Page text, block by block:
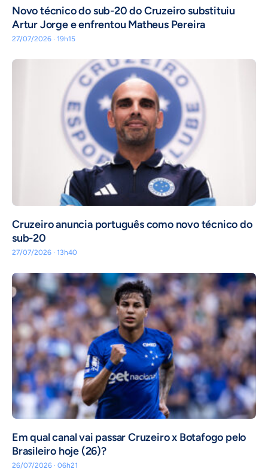
Novo técnico do sub-20 do Cruzeiro substituiu
Artur Jorge e enfrentou Matheus Pereira
27/07/2026 · 19h15
Cruzeiro anuncia português como novo técnico do
sub-20
27/07/2026 · 13h40
Em qual canal vai passar Cruzeiro x Botafogo pelo
Brasileiro hoje (26)?
26/07/2026 · 06h21